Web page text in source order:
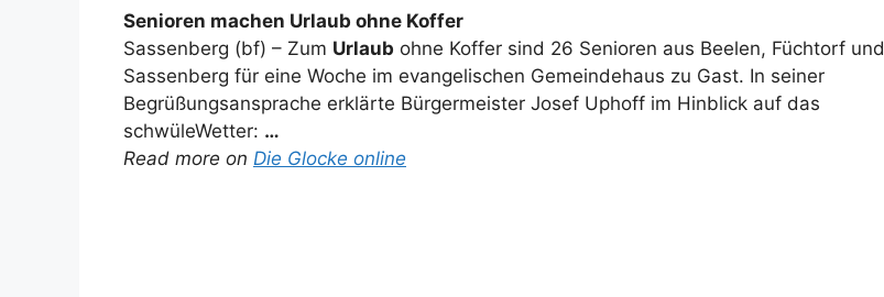
Senioren machen Urlaub ohne Koffer
Sassenberg (bf) – Zum Urlaub ohne Koffer sind 26 Senioren aus Beelen, Füchtorf und
Sassenberg für eine Woche im evangelischen Gemeindehaus zu Gast. In seiner
Begrüßungsansprache erklärte Bürgermeister Josef Uphoff im Hinblick auf das
schwüleWetter: …
Read more on Die Glocke online